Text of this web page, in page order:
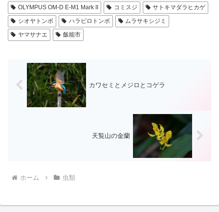
OLYMPUS OM-D E-M1 Mark II
コミスジ
サトキマダラヒカゲ
シオヤトンボ
ハラビロトンボ
ムラサキシジミ
ヤマサナエ
飯能市
カワセミとメジロとコゲラ
天覧山の金蘭
ホーム 虫類